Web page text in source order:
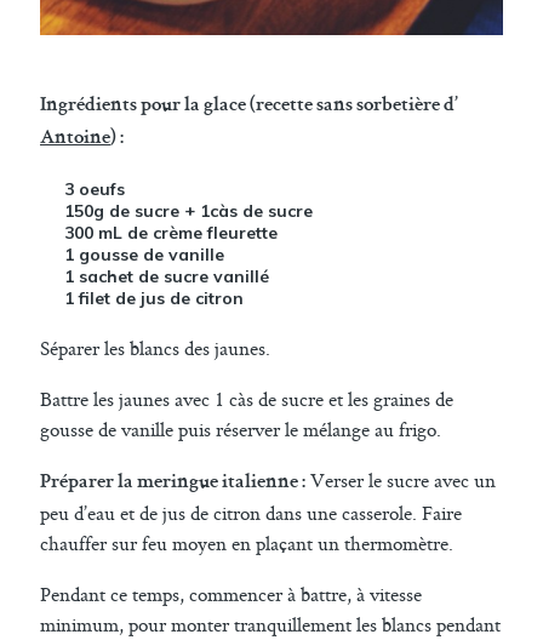
Ingrédients pour la glace (recette sans sorbetière d’
Antoine) :
3 oeufs
150g de sucre + 1càs de sucre
300 mL de crème fleurette
1 gousse de vanille
1 sachet de sucre vanillé
1 filet de jus de citron
Séparer les blancs des jaunes.
Battre les jaunes avec 1 càs de sucre et les graines de
gousse de vanille puis réserver le mélange au frigo.
Préparer la meringue italienne : Verser le sucre avec un
peu d’eau et de jus de citron dans une casserole. Faire
chauffer sur feu moyen en plaçant un thermomètre.
Pendant ce temps, commencer à battre, à vitesse
minimum, pour monter tranquillement les blancs pendant